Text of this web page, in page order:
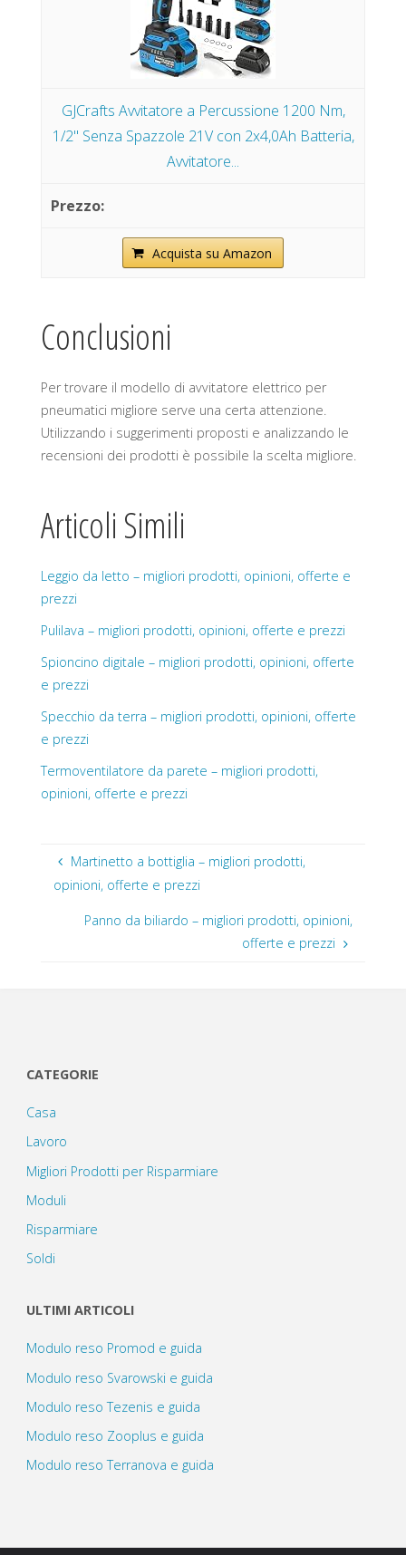
GJCrafts Avvitatore a Percussione 1200 Nm,
1/2" Senza Spazzole 21V con 2x4,0Ah Batteria,
Avvitatore...
Acquista su Amazon
Conclusioni
Per trovare il modello di avvitatore elettrico per
pneumatici migliore serve una certa attenzione.
Utilizzando i suggerimenti proposti e analizzando le
recensioni dei prodotti è possibile la scelta migliore.
Articoli Simili
Leggio da letto – migliori prodotti, opinioni, offerte e
prezzi
Pulilava – migliori prodotti, opinioni, offerte e prezzi
Spioncino digitale – migliori prodotti, opinioni, offerte
e prezzi
Specchio da terra – migliori prodotti, opinioni, offerte
e prezzi
Termoventilatore da parete – migliori prodotti,
opinioni, offerte e prezzi
Martinetto a bottiglia – migliori prodotti,
opinioni, offerte e prezzi
Panno da biliardo – migliori prodotti, opinioni,
offerte e prezzi
CATEGORIE
Casa
Lavoro
Migliori Prodotti per Risparmiare
Moduli
Risparmiare
Soldi
ULTIMI ARTICOLI
Modulo reso Promod e guida
Modulo reso Svarowski e guida
Modulo reso Tezenis e guida
Modulo reso Zooplus e guida
Modulo reso Terranova e guida